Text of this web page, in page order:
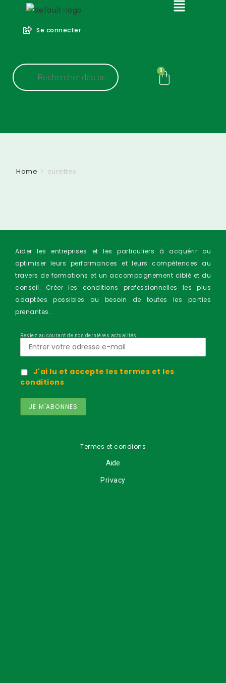
Se connecter
0
Home > curettes
Aider les entreprises et les particuliers à acquérir ou
optimiser leurs performances et leurs compétences au
travers de formations et un accompagnement ciblé et du
conseil. Créer les conditions professionnelles les plus
adaptées possibles au besoin de toutes les parties
prenantes.
Restez au courant de nos dernières actualités
J'ai lu et accepte les termes et les
conditions
Termes et condions
Aide
Privacy